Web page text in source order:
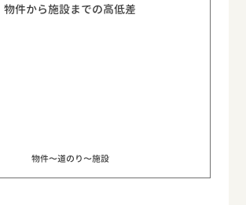
物件から施設までの高低差
物件〜道のり〜施設